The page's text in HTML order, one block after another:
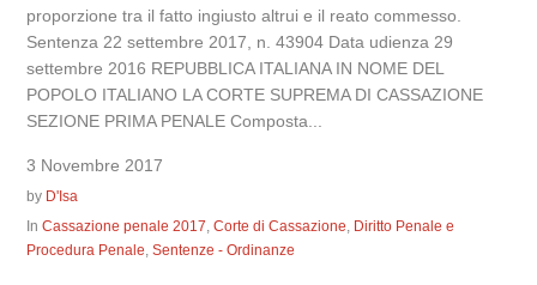
proporzione tra il fatto ingiusto altrui e il reato commesso.
Sentenza 22 settembre 2017, n. 43904 Data udienza 29
settembre 2016 REPUBBLICA ITALIANA IN NOME DEL
POPOLO ITALIANO LA CORTE SUPREMA DI CASSAZIONE
SEZIONE PRIMA PENALE Composta...
3 Novembre 2017
by D'Isa
InCassazione penale 2017 ,Corte di Cassazione Diritto Penale e
Procedura Penale ,Sentenze - Ordinanze